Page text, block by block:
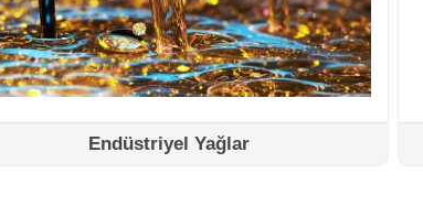
Endüstriyel Yağlar